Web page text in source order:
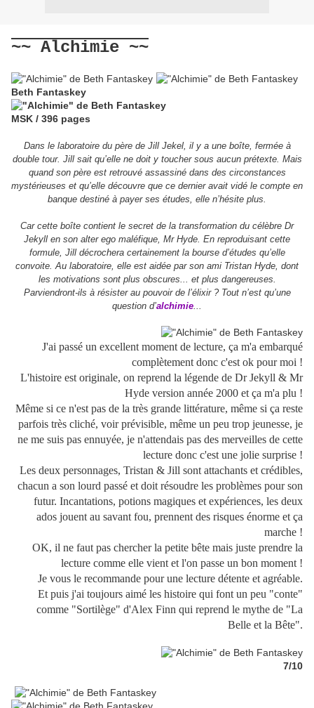
~~ Alchimie ~~
Beth Fantaskey
MSK / 396 pages
Dans le laboratoire du père de Jill Jekel, il y a une boîte, fermée à
double tour. Jill sait qu’elle ne doit y toucher sous aucun prétexte. Mais
quand son père est retrouvé assassiné dans des circonstances
mystérieuses et qu’elle découvre que ce dernier avait vidé le compte en
banque destiné à payer ses études, elle n’hésite plus.
Car cette boîte contient le secret de la transformation du célèbre Dr
Jekyll en son alter ego maléfique, Mr Hyde. En reproduisant cette
formule, Jill décrochera certainement la bourse d’études qu’elle
convoite. Au laboratoire, elle est aidée par son ami Tristan Hyde, dont
les motivations sont plus obscures... et plus dangereuses.
Parviendront-ils à résister au pouvoir de l’élixir ? Tout n’est qu’une
question d’alchimie...
J'ai passé un excellent moment de lecture, ça m'a embarqué
complètement donc c'est ok pour moi !
L'histoire est originale, on reprend la légende de Dr Jekyll & Mr
Hyde version année 2000 et ça m'a plu !
Même si ce n'est pas de la très grande littérature, même si ça reste
parfois très cliché, voir prévisible, même un peu trop jeunesse, je
ne me suis pas ennuyée, je n'attendais pas des merveilles de cette
lecture donc c'est une jolie surprise !
Les deux personnages, Tristan & Jill sont attachants et crédibles,
chacun a son lourd passé et doit résoudre les problèmes pour son
futur. Incantations, potions magiques et expériences, les deux
ados jouent au savant fou, prennent des risques énorme et ça
marche !
OK, il ne faut pas chercher la petite bête mais juste prendre la
lecture comme elle vient et l'on passe un bon moment !
Je vous le recommande pour une lecture détente et agréable.
Et puis j'ai toujours aimé les histoire qui font un peu "conte"
comme "Sortilège" d'Alex Finn qui reprend le mythe de "La
Belle et la Bête".
7/10